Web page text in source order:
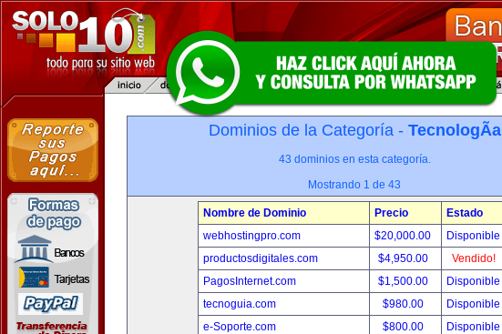
Dominios de la Categoría - TecnologÃ­a
43 dominios en esta categoría.
Mostrando 1 de 43
Nombre de Dominio Precio
Estado
webhostingpro.com
$20,000.00
Disponible
productosdigitales.com
$4,950.00
Vendido!
PagosInternet.com
$1,500.00
Disponible
tecnoguia.com
$980.00
Disponible
e-Soporte.com
$800.00
Disponible